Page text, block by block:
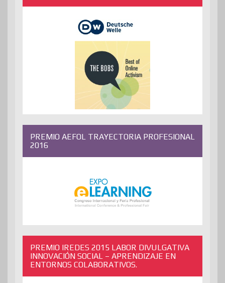
PREMIO AEFOL TRAYECTORIA PROFESIONAL
2016
PREMIO IREDES 2015 LABOR DIVULGATIVA
INNOVACIÓN SOCIAL – APRENDIZAJE EN
ENTORNOS COLABORATIVOS.